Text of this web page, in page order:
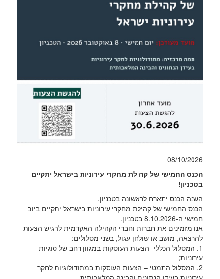
08/10/2026
הכנס החמישי של קהילת מחקרי עירוניות בישראל יתקיים
בטכניון!
השנה הכנס יתארח לראשונה בטכניון.
הכנס החמישי של קהילת מחקרי עירוניות בישראל יתקיים ביום
חמישי ה-8.10.2026 בטכניון.
אנו מזמינים את חברות וחברי הקהילה האקדמית להגיש הצעות
להרצאה, מושב או שולחן עגול, בשני מסלולים:
1. המסלול הכללי- הצעות העוסקות במגוון רחב של סוגיות
עירוניות;
2. המסלול התמטי – הצעות העוסקות במתודולוגיות לחקר
עירוניות בעידן הנתונים והבינה המלאכותית.